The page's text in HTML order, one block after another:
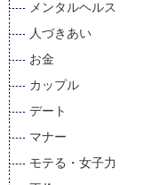
メンタルヘルス
人づきあい
お金
カップル
デート
マナー
モテる・女子力